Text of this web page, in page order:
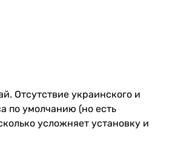
Отсутствие украинского и
по умолчанию (но есть
усложняет установку и